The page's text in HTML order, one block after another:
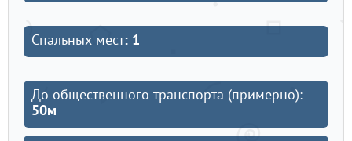
Спальных мест: 1
До общественного транспорта (примерно):
50м